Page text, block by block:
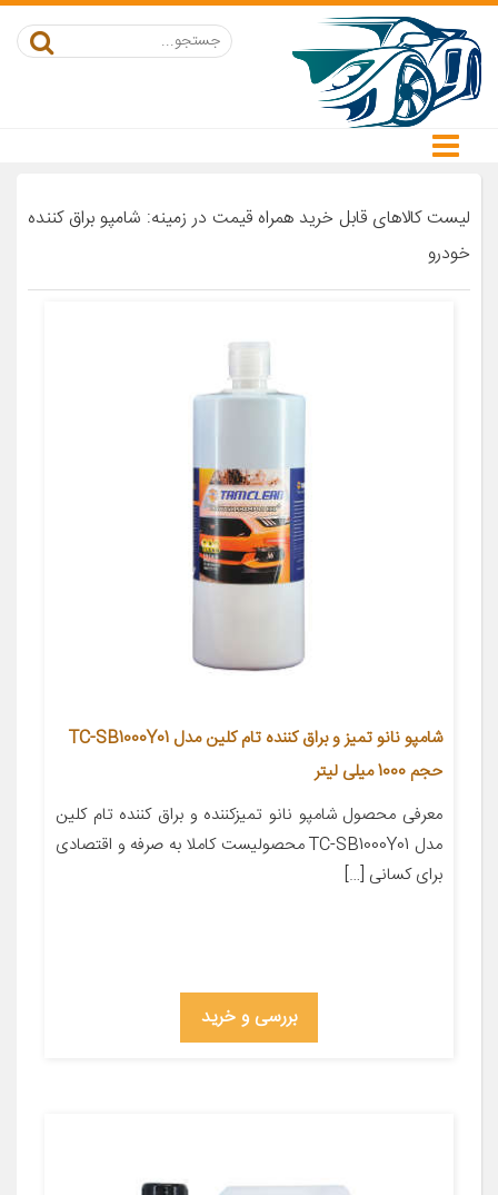
لیست کالاهای قابل خرید همراه قیمت در زمینه: شامپو براق کننده
خودرو
شامپو نانو تمیز و براق کننده تام کلین مدل TC-SB1000Y01
حجم 1000 میلی لیتر
معرفی محصول شامپو نانو تمیزکننده و براق کننده تام کلین
مدل TC-SB1000Y01 محصولیست کاملا به صرفه و اقتصادی
برای کسانی […]
بررسی و خرید